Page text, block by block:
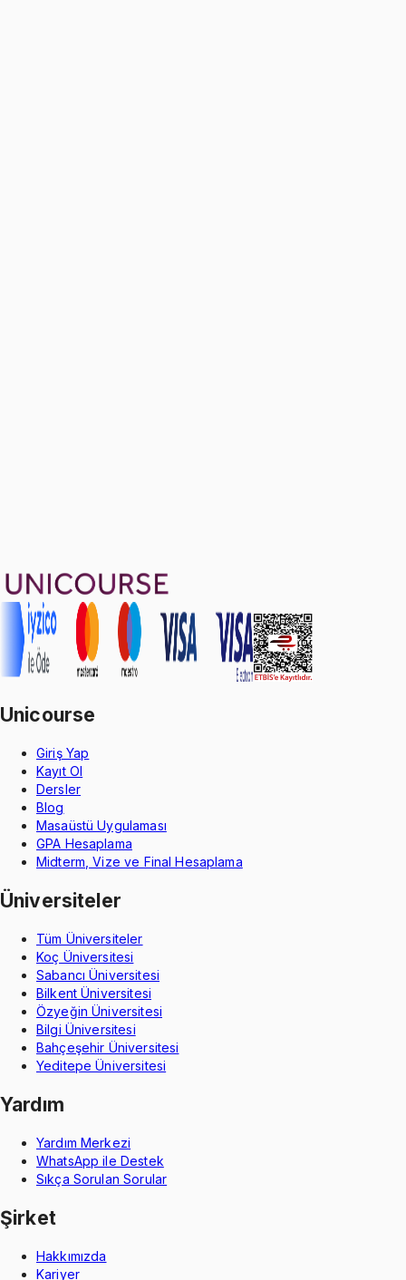
Unicourse
Giriş Yap
Kayıt Ol
Dersler
Blog
Masaüstü Uygulaması
GPA Hesaplama
Midterm, Vize ve Final Hesaplama
Üniversiteler
Tüm Üniversiteler
Koç Üniversitesi
Sabancı Üniversitesi
Bilkent Üniversitesi
Özyeğin Üniversitesi
Bilgi Üniversitesi
Bahçeşehir Üniversitesi
Yeditepe Üniversitesi
Yardım
Yardım Merkezi
WhatsApp ile Destek
Sıkça Sorulan Sorular
Şirket
Hakkımızda
Kariyer